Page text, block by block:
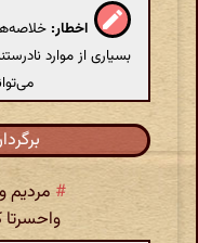
اخطار:
بسیاری از موارد
# مردیم